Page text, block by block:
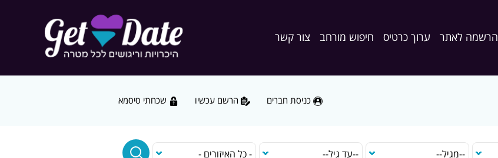
הרשמה לאתר ערוך כרטיס חיפוש מורחב צור קשר
כניסת חברים הרשם עכשיו שכחתי סיסמא